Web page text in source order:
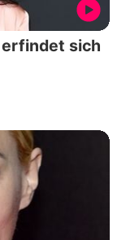
erfindet sich